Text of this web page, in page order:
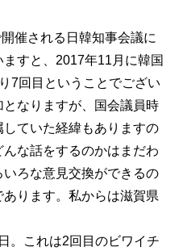
催される日韓知事会議に
すと、2017年11月に韓国
7回目ということでござい
なりますが、国会議員時
ていた経緯もありますの
な話をするのかはまだわ
ろな意見交換ができるの
ります。私からは滋賀県
。これは2回目のビワイチ